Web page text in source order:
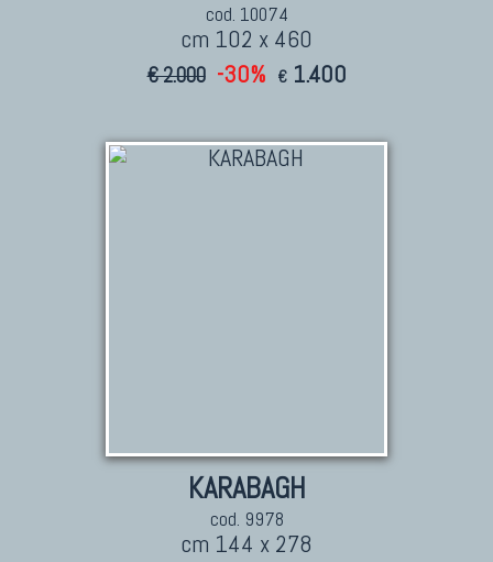
cod. 10074
cm 102 x 460
€ 2.000 -30% € 1.400
KARABAGH
cod. 9978
cm 144 x 278